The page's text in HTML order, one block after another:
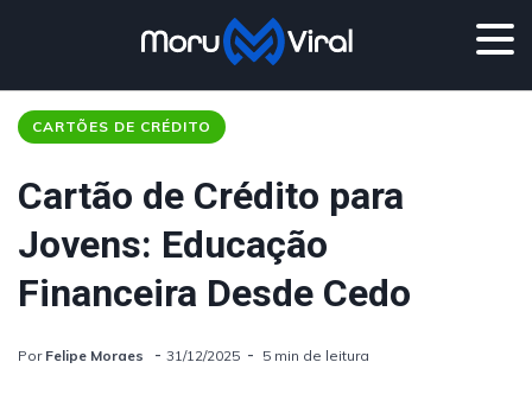
CARTÕES DE CRÉDITO
Cartão de Crédito para
Jovens: Educação
Financeira Desde Cedo
Por Felipe Moraes 31/12/2025 5 min de leitura